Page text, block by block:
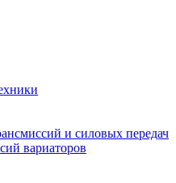
и силовых передач
вариаторов